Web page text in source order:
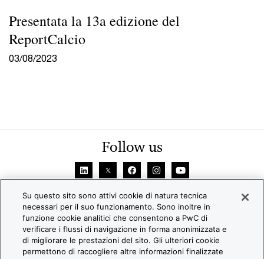
Presentata la 13a edizione del
ReportCalcio
03/08/2023
Follow us
Su questo sito sono attivi cookie di natura tecnica
necessari per il suo funzionamento. Sono inoltre in
funzione cookie analitici che consentono a PwC di
verificare i flussi di navigazione in forma anonimizzata e
di migliorare le prestazioni del sito. Gli ulteriori cookie
permettono di raccogliere altre informazioni finalizzate